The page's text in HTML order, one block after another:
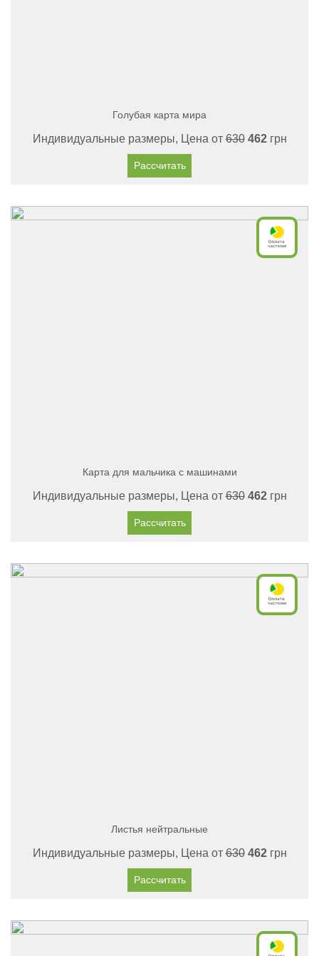
Голубая карта мира
Индивидуальные размеры, Цена от630 462грн
Рассчитать
Карта для мальчика с машинами
Индивидуальные размеры, Цена от630 462грн
Рассчитать
Листья нейтральные
Индивидуальные размеры, Цена от630 462грн
Рассчитать